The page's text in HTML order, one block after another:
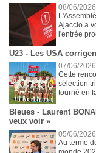
08/06/
Ajaccio a
l'entrée
U23 - Les USA
07/06/
Cette
sélection
tourné en
Bleues - Laurent
veux voir »
05/06/
Au terme